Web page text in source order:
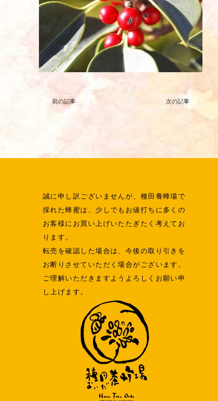
前の記事 次の記事
誠に申し訳ございませんが、種田養蜂場で
採れた蜂蜜は、少しでもお値打ちに多くの
お客様にお買い上げいたたぎたく考えてお
ります。
転売を確認した場合は、今後の取り引きを
お断りさせていただく場合がございます。
ご理解いただきますようよろしくお願い申
し上げます。